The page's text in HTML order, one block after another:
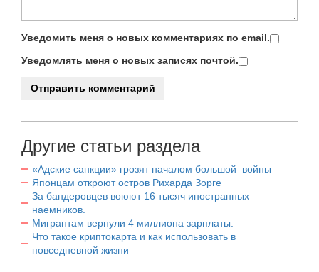
Уведомить меня о новых комментариях по email.
Уведомлять меня о новых записях почтой.
Другие статьи раздела
«Адские санкции» грозят началом большой войны
Японцам откроют остров Рихарда Зорге
За бандеровцев воюют 16 тысяч иностранных
наемников.
Мигрантам вернули 4 миллиона зарплаты.
Что такое криптокарта и как использовать в
повседневной жизни